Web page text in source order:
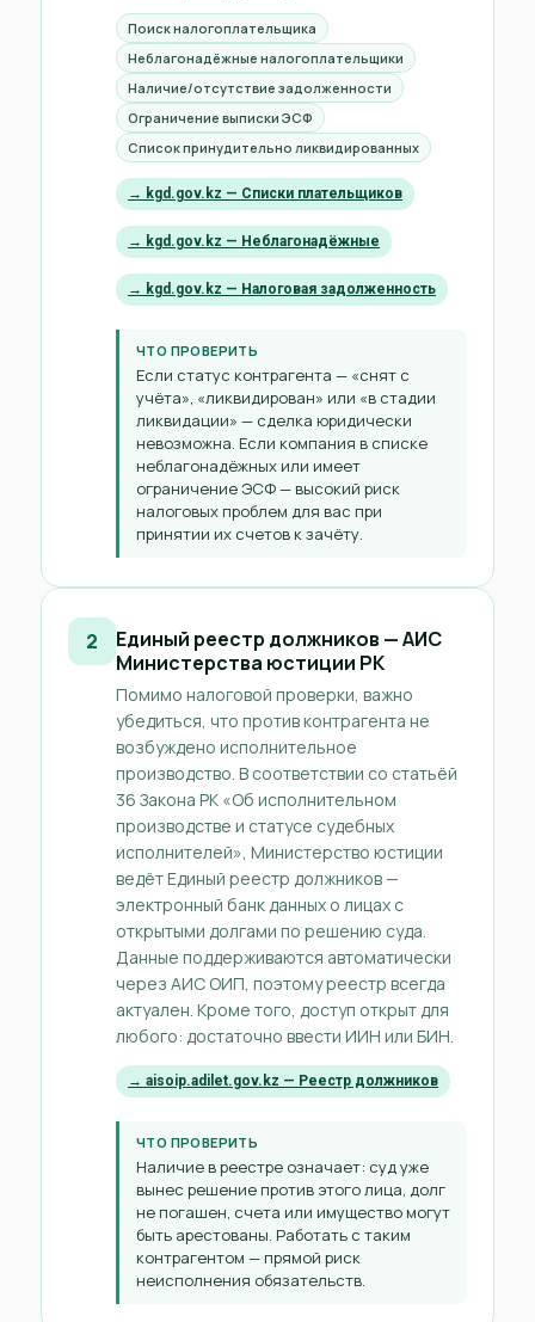
Поиск налогоплательщика
Неблагонадёжные налогоплательщики
Наличие/отсутствие задолженности
Ограничение выписки ЭСФ
Список принудительно ликвидированных
→ kgd.gov.kz — Списки плательщиков
→ kgd.gov.kz — Неблагонадёжные
→ kgd.gov.kz — Налоговая задолженность
ЧТО ПРОВЕРИТЬ
Если статус контрагента — «снят с
учёта», «ликвидирован» или «в стадии
ликвидации» — сделка юридически
невозможна. Если компания в списке
неблагонадёжных или имеет
ограничение ЭСФ — высокий риск
налоговых проблем для вас при
принятии их счетов к зачёту.
2
Единый реестр должников — АИС
Министерства юстиции РК
Помимо налоговой проверки, важно
убедиться, что против контрагента не
возбуждено исполнительное
производство. В соответствии со статьёй
36 Закона РК «Об исполнительном
производстве и статусе судебных
исполнителей», Министерство юстиции
ведёт Единый реестр должников —
электронный банк данных о лицах с
открытыми долгами по решению суда.
Данные поддерживаются автоматически
через АИС ОИП, поэтому реестр всегда
актуален. Кроме того, доступ открыт для
любого: достаточно ввести ИИН или БИН.
→ aisoip.adilet.gov.kz — Реестр должников
ЧТО ПРОВЕРИТЬ
Наличие в реестре означает: суд уже
вынес решение против этого лица, долг
не погашен, счета или имущество могут
быть арестованы. Работать с таким
контрагентом — прямой риск
неисполнения обязательств.